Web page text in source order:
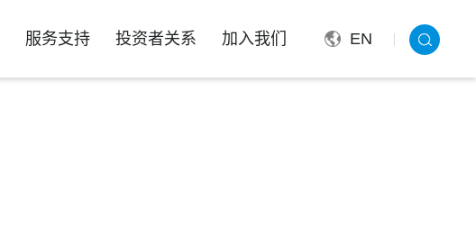
EN
服务支持 投资者关系 加入我们